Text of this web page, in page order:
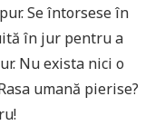
Se întorsese în
în jur pentru a
Nu exista nici o
umană pierise?